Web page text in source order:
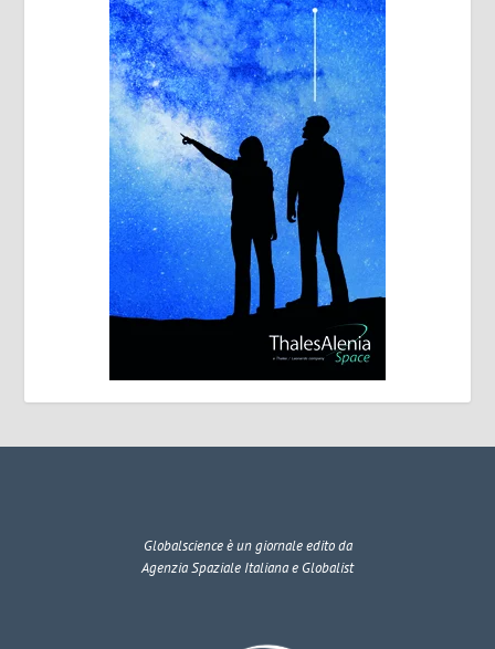
Globalscienceè un giornale edito da
Agenzia Spaziale Italiana e Globalist